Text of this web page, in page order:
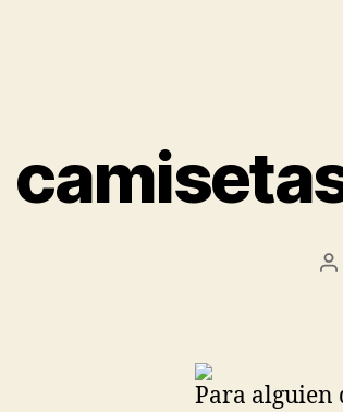
Para alguien